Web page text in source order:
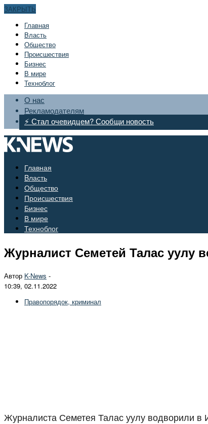
ЗАКРЫТЬ
Главная
Bласть
Общество
Происшествия
Бизнес
В мире
Техноблог
О нас
Рекламодателям
⚡ Стал очевидцем? Сообщи новость
Главная
Bласть
Общество
Происшествия
Бизнес
В мире
Техноблог
Журналист Семетей Талас уулу
Автор K-News -
10:39, 02.11.2022
Правопорядок, криминал
Журналиста Семетея Талас уулу водворили